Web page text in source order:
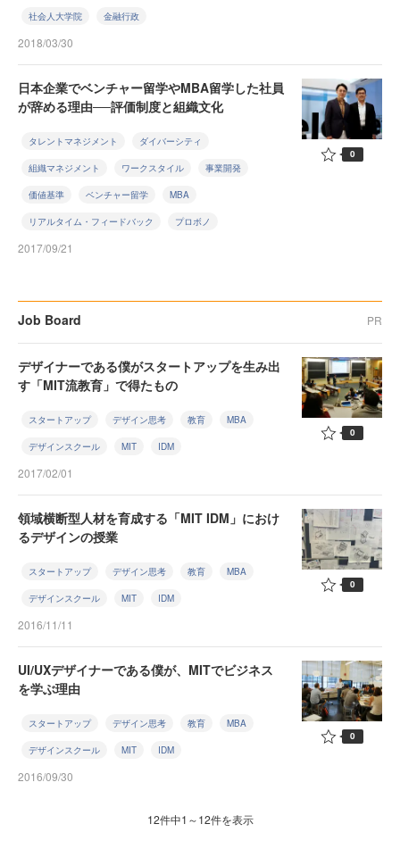
社会人大学院 金融行政
2018/03/30
日本企業でベンチャー留学やMBA留学した社員
が辞める理由──評価制度と組織文化
タレントマネジメント ダイバーシティ
組織マネジメント ワークスタイル 事業開発
価値基準 ベンチャー留学 MBA
リアルタイム・フィードバック プロボノ
2017/09/21
0
Job Board PR
デザイナーである僕がスタートアップを生み出
す「MIT流教育」で得たもの
スタートアップ デザイン思考 教育 MBA
デザインスクール MIT IDM
2017/02/01
0
領域横断型人材を育成する「MIT IDM」におけ
るデザインの授業
スタートアップ デザイン思考 教育 MBA
デザインスクール MIT IDM
2016/11/11
0
UI/UXデザイナーである僕が、MITでビジネス
を学ぶ理由
スタートアップ デザイン思考 教育 MBA
デザインスクール MIT IDM
2016/09/30
0
12件中1～12件を表示